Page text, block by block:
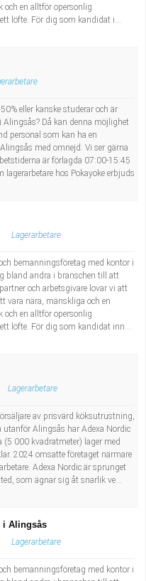
o mottagning
en alltför opersonlig
löfte. För dig som kandidat i...
eller kanske studerar och är
Alingsås? Då kan denna möjlighet
personal som kan ha en
med omnejd. Vi ser gärna
är förlagda 07:00-15:45
hos Pokayoke erbjuds
Lagerarbetare
bemanningsföretag med kontor i
bland andra i branschen till att
och arbetsgivare lovar vi att
vara nära, mänskliga och en
en alltför opersonlig
löfte. För dig som kandidat inn...
Lagerarbetare
av prisvärd köksutrustning,
utanför Alingsås har Adexa Nordic
(5 000 kvadratmeter) lager med
2024 omsatte företaget närmare
Adexa Nordic är sprunget
som ägnar sig åt snarlik ve...
i Alingsås
Lagerarbetare
bemanningsföretag med kontor i